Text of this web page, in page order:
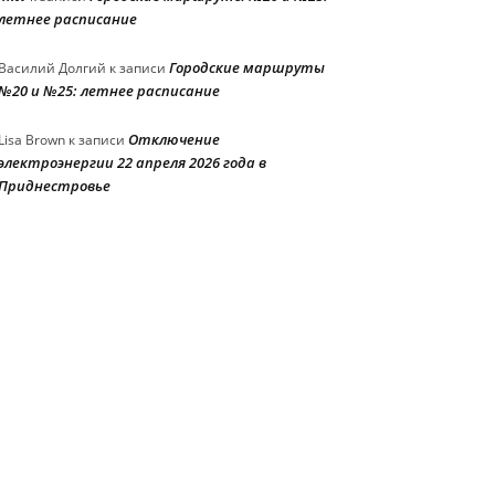
расписание
Василий Долгий к записи Городские маршруты
и №25: летнее расписание
Lisa Brown к записи Отключение
22 апреля 2026 года в